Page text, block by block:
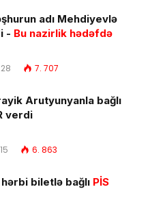
adı Mehdiyevlə
- Bu nazirlik hədəfdə
7. 707
Arutyunyanla bağlı
verdi
6. 863
biletlə bağlı PİS